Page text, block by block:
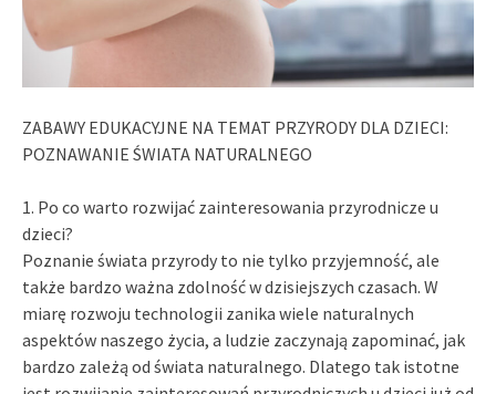
ZABAWY EDUKACYJNE NA TEMAT PRZYRODY DLA DZIECI:
POZNAWANIE ŚWIATA NATURALNEGO
1. Po co warto rozwijać zainteresowania przyrodnicze u
dzieci?
Poznanie świata przyrody to nie tylko przyjemność, ale
także bardzo ważna zdolność w dzisiejszych czasach. W
miarę rozwoju technologii zanika wiele naturalnych
aspektów naszego życia, a ludzie zaczynają zapominać, jak
bardzo zależą od świata naturalnego. Dlatego tak istotne